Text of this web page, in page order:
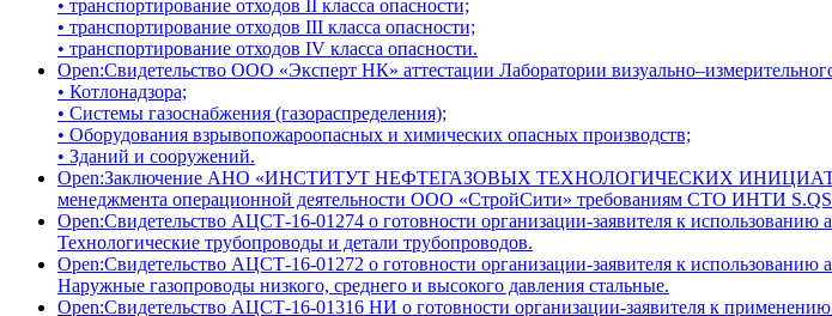
• транспортирование отходов II класса опасности;
• транспортирование отходов III класса опасности;
• транспортирование отходов IV класса опасности.
Open:Свидетельство ООО «Эксперт НК» аттестации Лаборатории
• Котлонадзора;
• Системы газоснабжения (газораспределения);
• Оборудования взрывопожароопасных и химических опасных производств;
• Зданий и сооружений.
Open:Заключение АНО «ИНСТИТУТ НЕФТЕГАЗОВЫХ ТЕХНОЛОГИЧЕСКИХ ИНИЦИАТИВ» по
менеджмента операционной деятельности ООО «СтройСити» требованиям СТО ИНТИ
Open:Свидетельство АЦСТ-16-01274 о готовности организации-заявителя к использованию
Технологические трубопроводы и детали трубопроводов.
Open:Свидетельство АЦСТ-16-01272 о готовности организации-заявителя к использованию
Наружные газопроводы низкого, среднего и высокого давления стальные.
Open:Свидетельство АЦСТ-16-01316 НИ о готовности организации-заявителя к